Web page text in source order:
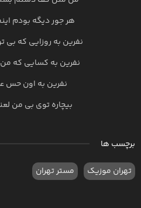
هر جور دیگه بودم
نفرین به روزایی که
نفرین به کسایی که
نفرین به اون حس
بیچاره توی بی من
برچسب ها
تهران موزیک مستر تهران